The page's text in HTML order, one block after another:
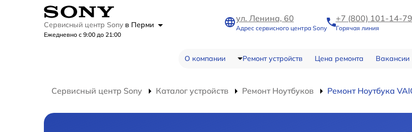
Сервисный центр Sony в Перми
Ежедневно с 9:00 до 21:00
ул. Ленина, 60
Адрес сервисного центра Sony
+7 (800) 101-14-79
Горячая линия
О компании Ремонт устройств Цена ремонта Вакансии
Сервисный центр Sony Каталог устройств Ремонт Ноутбуков Ремонт Ноутбука